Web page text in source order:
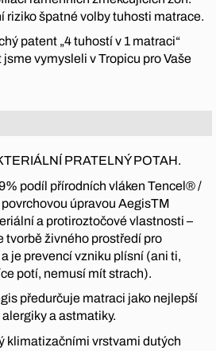
riziko špatné volby tuhosti matrace.
patent „4 tuhostí v 1 matraci“
vymysleli v Tropicu pro Vaše
PRATELNÝ POTAH.
podíl přírodních vláken Tencel® /
úpravou AegisTM
a protiroztočové vlastnosti –
tvorbě živného prostředí pro
a je prevencí vzniku plísní (ani ti,
potí, nemusí mít strach).
předurčuje matraci jako nejlepší
a astmatiky.
klimatizačními vrstvami dutých